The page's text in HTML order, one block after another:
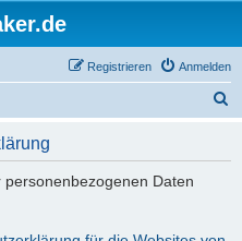
Anmelden
Registrieren
Daten